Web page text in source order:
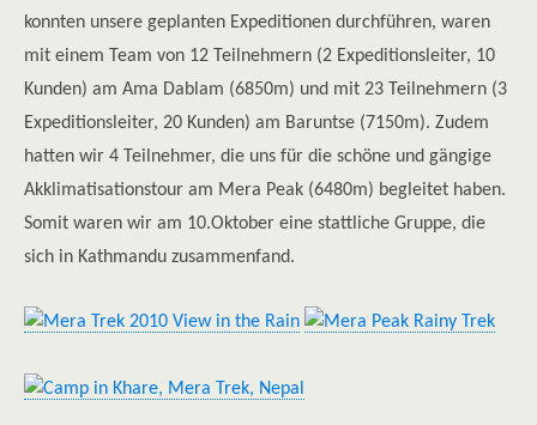
konnten unsere geplanten Expeditionen durchführen, waren
mit einem Team von 12 Teilnehmern (2 Expeditionsleiter, 10
Kunden) am Ama Dablam (6850m) und mit 23 Teilnehmern (3
Expeditionsleiter, 20 Kunden) am Baruntse (7150m). Zudem
hatten wir 4 Teilnehmer, die uns für die schöne und gängige
Akklimatisationstour am Mera Peak (6480m) begleitet haben.
Somit waren wir am 10.Oktober eine stattliche Gruppe, die
sich in Kathmandu zusammenfand.